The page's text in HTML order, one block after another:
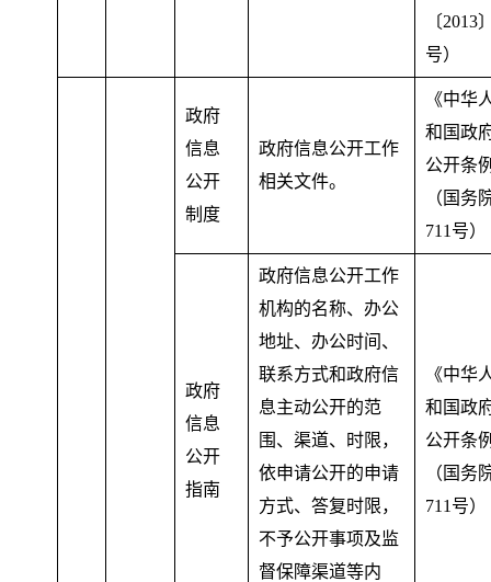
〔2013
号）
政府
信息
公开
制度
政府信息公开工作
相关文件。
《中华
和国政
公开条
（国务
711号）
政府
信息
公开
指南
政府信息公开工作
机构的名称、办公
地址、办公时间、
联系方式和政府信
息主动公开的范
围、渠道、时限，
依申请公开的申请
方式、答复时限，
不予公开事项及监
督保障渠道等内
《中华
和国政
公开条
（国务
711号）